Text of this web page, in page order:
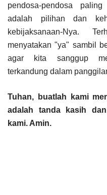
pendosa-pendosa
adalah pilihan dan
kebijaksanaan-Nya.
menyatakan "ya" sambil
agar kita sanggup
terkandung dalam
Tuhan, buatlah kami
adalah tanda kasih
kami. Amin.